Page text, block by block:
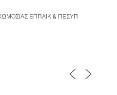
ΕΠΠΑΙΚ & ΠΕΣΥΠ